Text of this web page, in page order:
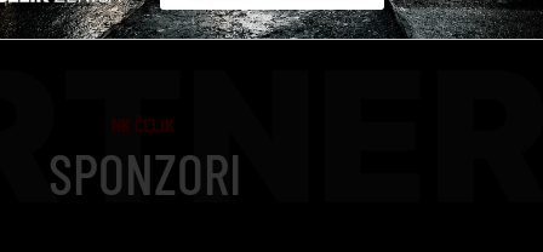
NK ČELIK
SPONZORI